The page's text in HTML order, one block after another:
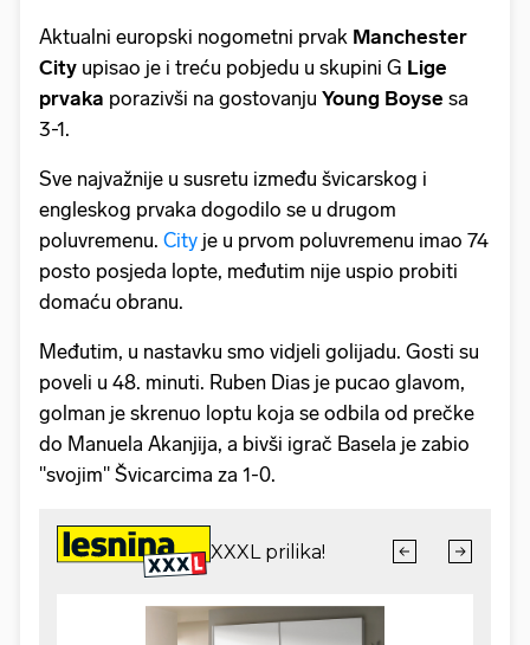
Aktualni europski nogometni prvak Manchester
City upisao je i treću pobjedu u skupini G Lige
prvaka porazivši na gostovanju Young Boyse sa
3-1.
Sve najvažnije u susretu između švicarskog i
engleskog prvaka dogodilo se u drugom
poluvremenu. City je u prvom poluvremenu imao 74
posto posjeda lopte, međutim nije uspio probiti
domaću obranu.
Međutim, u nastavku smo vidjeli golijadu. Gosti su
poveli u 48. minuti. Ruben Dias je pucao glavom,
golman je skrenuo loptu koja se odbila od prečke
do Manuela Akanjija, a bivši igrač Basela je zabio
"svojim" Švicarcima za 1-0.